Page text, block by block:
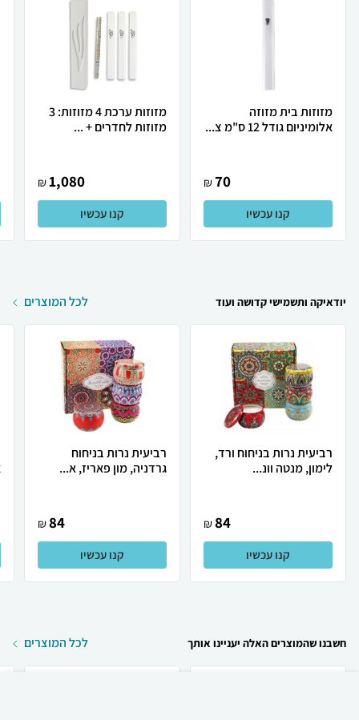
מזוזות בית מזוזה
אלומיניום גודל 12 ס"מ צ...
70
₪
קנו עכשיו
מזוזות ערכת 4 מזוזות: 3
מזוזות לחדרים + ...
1,080
₪
קנו עכשיו
יודאיקה ותשמישי קדושה ועוד לכל המוצרים
רביעית נרות בניחוח ורד,
לימון, מנטה וונ...
84
₪
קנו עכשיו
רביעית נרות בניחוח
גרדניה, מון פאריז, א...
84
₪
קנו עכשיו
חשבנו שהמוצרים האלה יעניינו אותך לכל המוצרים